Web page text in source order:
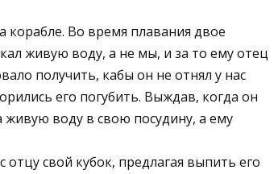
Во время плавания двое
живую воду, а не мы, и за то ему отец
получить, кабы он не отнял у нас
его погубить. Выждав, когда он
живую воду в свою посудину, а ему
свой кубок, предлагая выпить его